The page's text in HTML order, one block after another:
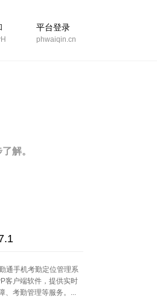
平台登录
phwaiqin.cn
解。
通手机考勤定位管理系
客户端软件，提供实时
、考勤管理等服务。...